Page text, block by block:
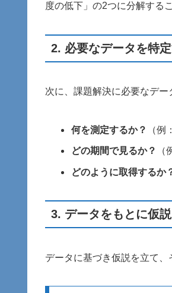
度の低下」の2つに分解する
2. 必要なデータを特
次に、課題解決に必要なデー
何を測定するか？ （例
どの期間で見るか？ （
どのように取得するか
3. データをもとに仮
データに基づき仮説を立て